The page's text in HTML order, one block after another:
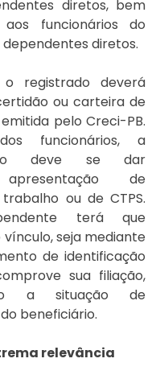
diretos, bem
funcionários do
dependentes diretos.
registrado deverá
ou carteira de
pelo Creci-PB.
funcionários, a
deve se dar
de
ou de CTPS.
terá que
seja mediante
de identificação
sua filiação,
a situação de
beneficiário.
relevância